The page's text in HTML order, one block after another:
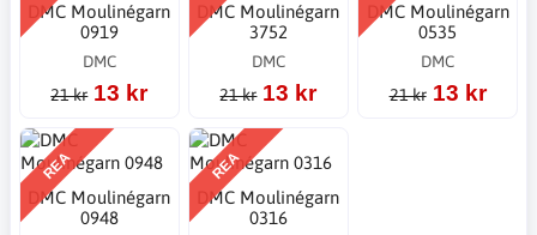
DMC Moulinégarn
0919
DMC
21 kr 13 kr
DMC Moulinégarn
3752
DMC
21 kr 13 kr
DMC Moulinégarn
0535
DMC
21 kr 13 kr
REA
DMC Moulinégarn
0948
REA
DMC Moulinégarn
0316